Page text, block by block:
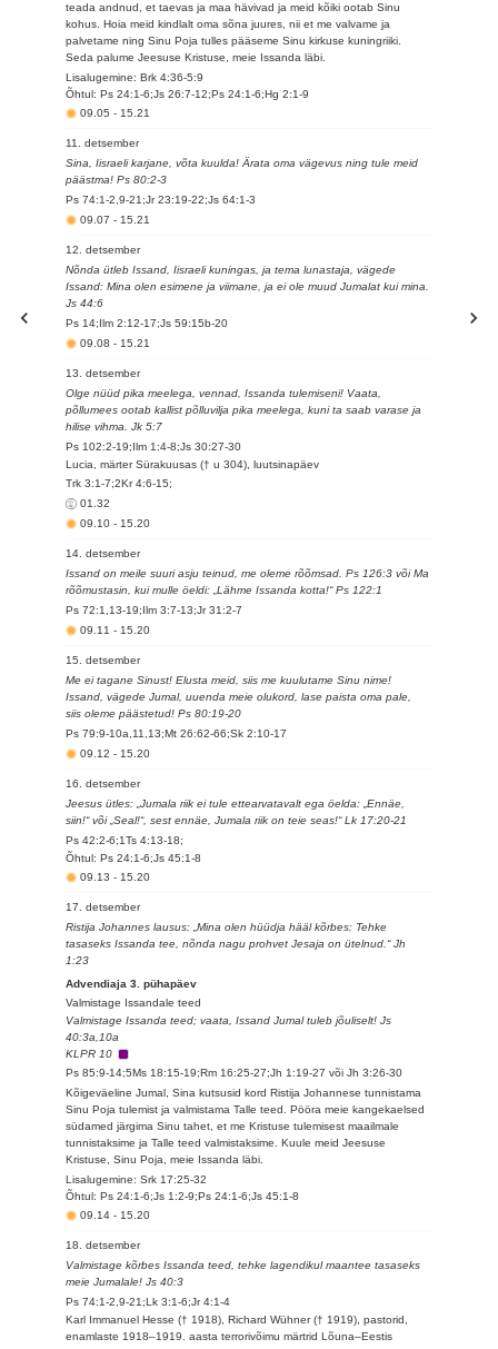
teada andnud, et taevas ja maa hävivad ja meid kõiki ootab Sinu
kohus. Hoia meid kindlalt oma sõna juures, nii et me valvame ja
palvetame ning Sinu Poja tulles pääseme Sinu kirkuse kuningriiki.
Seda palume Jeesuse Kristuse, meie Issanda läbi.
Lisalugemine: Brk 4:36-5:9
Õhtul: Ps 24:1-6;Js 26:7-12;Ps 24:1-6;Hg 2:1-9
09.05- 15.21
11. detsember
Sina, Iisraeli karjane, võta kuulda! Ärata oma vägevus ning tule meid
päästma! Ps 80:2-3
Ps 74:1-2,9-21;Jr 23:19-22;Js 64:1-3
09.07- 15.21
12. detsember
Nõnda ütleb Issand, Iisraeli kuningas, ja tema lunastaja, vägede
Issand: Mina olen esimene ja viimane, ja ei ole muud Jumalat kui mina.
Js 44:6
Ps 14;Ilm 2:12-17;Js 59:15b-20
09.08- 15.21
13. detsember
Olge nüüd pika meelega, vennad, Issanda tulemiseni! Vaata,
põllumees ootab kallist põlluvilja pika meelega, kuni ta saab varase ja
hilise vihma. Jk 5:7
Ps 102:2-19;Ilm 1:4-8;Js 30:27-30
Lucia, märter Sürakuusas († u 304), luutsinapäev
Trk 3:1-7;2Kr 4:6-15;
01.32
09.10- 15.20
14. detsember
Issand on meile suuri asju teinud, me oleme rõõmsad. Ps 126:3 või Ma
rõõmustasin, kui mulle öeldi: „Lähme Issanda kotta!“ Ps 122:1
Ps 72:1,13-19;Ilm 3:7-13;Jr 31:2-7
09.11- 15.20
15. detsember
Me ei tagane Sinust! Elusta meid, siis me kuulutame Sinu nime!
Issand, vägede Jumal, uuenda meie olukord, lase paista oma pale,
siis oleme päästetud! Ps 80:19-20
Ps 79:9-10a,11,13;Mt 26:62-66;Sk 2:10-17
09.12- 15.20
16. detsember
Jeesus ütles: „Jumala riik ei tule ettearvatavalt ega öelda: „Ennäe,
siin!“ või „Seal!“, sest ennäe, Jumala riik on teie seas!“ Lk 17:20-21
Ps 42:2-6;1Ts 4:13-18;
Õhtul: Ps 24:1-6;Js 45:1-8
09.13- 15.20
17. detsember
Ristija Johannes lausus: „Mina olen hüüdja hääl kõrbes: Tehke
tasaseks Issanda tee, nõnda nagu prohvet Jesaja on ütelnud.“ Jh
1:23
Advendiaja 3. pühapäev
Valmistage Issandale teed
Valmistage Issanda teed; vaata, Issand Jumal tuleb jõuliselt! Js
40:3a,10a
KLPR 10
Ps 85:9-14;5Ms 18:15-19;Rm 16:25-27;Jh 1:19-27 või Jh 3:26-30
Kõigeväeline Jumal, Sina kutsusid kord Ristija Johannese tunnistama
Sinu Poja tulemist ja valmistama Talle teed. Pööra meie kangekaelsed
südamed järgima Sinu tahet, et me Kristuse tulemisest maailmale
tunnistaksime ja Talle teed valmistaksime. Kuule meid Jeesuse
Kristuse, Sinu Poja, meie Issanda läbi.
Lisalugemine: Srk 17:25-32
Õhtul: Ps 24:1-6;Js 1:2-9;Ps 24:1-6;Js 45:1-8
09.14- 15.20
18. detsember
Valmistage kõrbes Issanda teed, tehke lagendikul maantee tasaseks
meie Jumalale! Js 40:3
Ps 74:1-2,9-21;Lk 3:1-6;Jr 4:1-4
Karl Immanuel Hesse († 1918), Richard Wühner († 1919), pastorid,
enamlaste 1918–1919. aasta terrorivõimu märtrid Lõuna–Eestis